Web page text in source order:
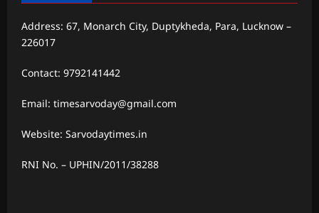
Address: 67, Monarch City, Duptykheda, Para, Lucknow –
226017
Contact: 9792141442
Email: timesarvoday@gmail.com
Website: Sarvodaytimes.in
RNI No. – UPHIN/2011/38288